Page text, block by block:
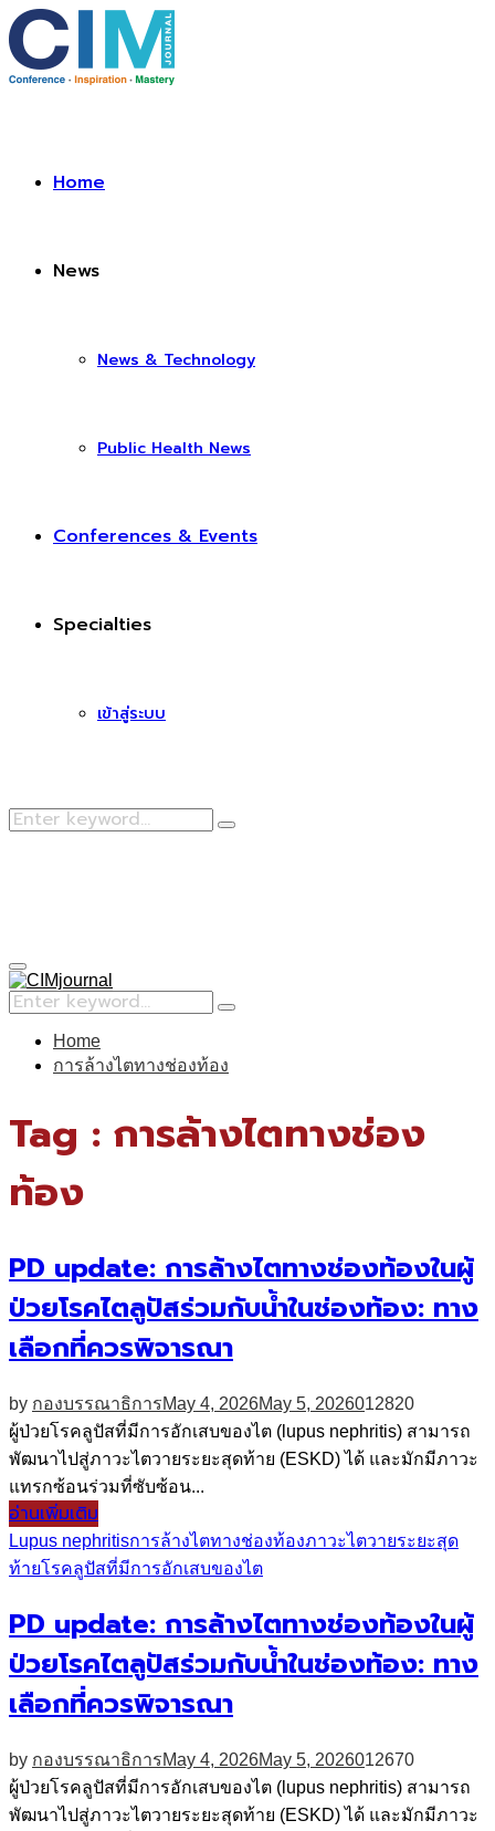
Home
News
News & Technology
Public Health News
Conferences & Events
Specialties
เข้าสู่ระบบ
Search
Search
Primary
Menu
Search
for:
Search
Home
การล้างไตทางช่องท้อง
Tag : การล้างไตทางช่อง
ท้อง
PD update: การล้างไตทางช่องท้องในผู้
ป่วยโรคไตลูปัสร่วมกับน้ำในช่องท้อง: ทาง
เลือกที่ควรพิจารณา
by กองบรรณาธิการMay 4, 2026May 5, 2026012820
ผู้ป่วยโรคลูปัสที่มีการอักเสบของไต (lupus nephritis) สามารถ
พัฒนาไปสู่ภาวะไตวายระยะสุดท้าย (ESKD) ได้ และมักมีภาวะ
แทรกซ้อนร่วมที่ซับซ้อน...
อ่านเพิ่มเติม
Lupus nephritisการล้างไตทางช่องท้องภาวะไตวายระยะสุด
ท้ายโรคลูปัสที่มีการอักเสบของไต
PD update: การล้างไตทางช่องท้องในผู้
ป่วยโรคไตลูปัสร่วมกับน้ำในช่องท้อง: ทาง
เลือกที่ควรพิจารณา
by กองบรรณาธิการMay 4, 2026May 5, 2026012670
ผู้ป่วยโรคลูปัสที่มีการอักเสบของไต (lupus nephritis) สามารถ
พัฒนาไปสู่ภาวะไตวายระยะสุดท้าย (ESKD) ได้ และมักมีภาวะ